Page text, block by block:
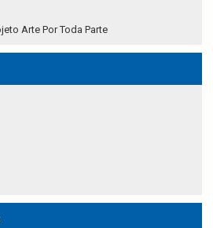
Arte Por Toda Parte